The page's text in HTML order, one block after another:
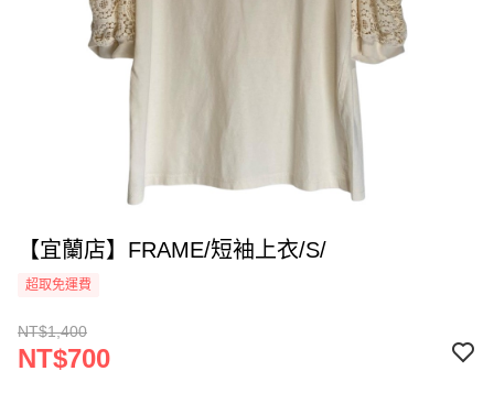
【宜蘭店】FRAME/短袖上衣/S/
超取免運費
NT$1,400
NT$700